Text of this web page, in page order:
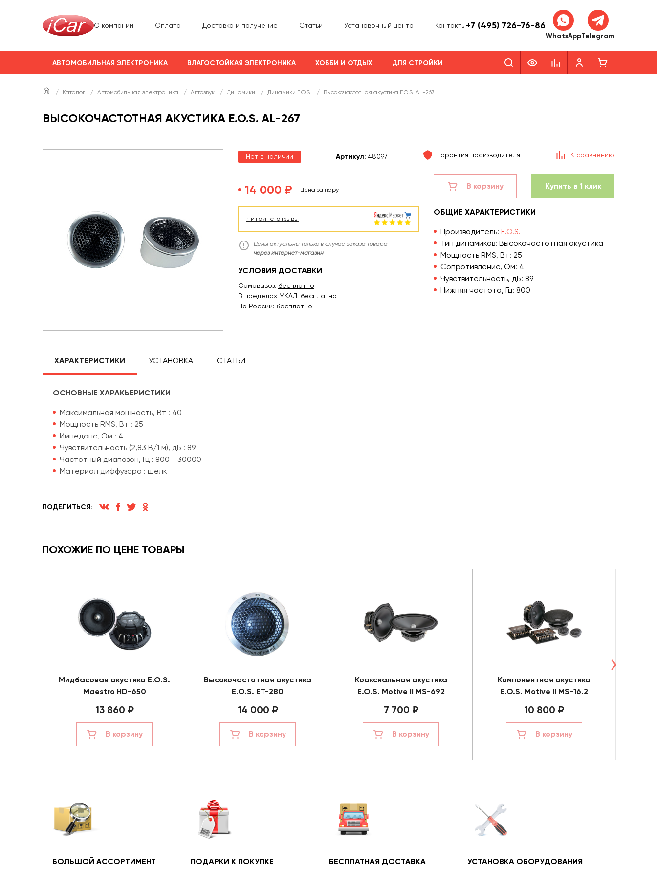
О компании Оплата Доставка и получение Статьи Установочный центр Контакты+7 (495) 726-76-86
WhatsAppTelegram
АВТОМОБИЛЬНАЯ ЭЛЕКТРОНИКА ВЛАГОСТОЙКАЯ ЭЛЕКТРОНИКА ХОББИ И ОТДЫХ ДЛЯ СТРОЙКИ
/ Каталог / Автомобильная электроника / Автозвук / Динамики / Динамики E.O.S. / Высокочастотная акустика E.O.S. AL-267
ВЫСОКОЧАСТОТНАЯ АКУСТИКА E.O.S. AL-267
Нет в наличии Артикул: 48097 Гарантия производителя К сравнению
14 000 ₽ Цена за пару
Читайте отзывы
Цены актуальны только в случае заказа товара
через интернет-магазин
УСЛОВИЯ ДОСТАВКИ
Самовывоз: бесплатно
В пределах МКАД: бесплатно
По России: бесплатно
В корзину Купить в 1 клик
ОБЩИЕ ХАРАКТЕРИСТИКИ
Производитель: E.O.S.
Тип динамиков: Высокочастотная акустика
Мощность RMS, Вт: 25
Сопротивление, Ом: 4
Чувствительность, дБ: 89
Нижняя частота, Гц: 800
ХАРАКТЕРИСТИКИ УСТАНОВКА СТАТЬИ
ОСНОВНЫЕ ХАРАКЬЕРИСТИКИ
Максимальная мощность, Вт : 40
Мощность RMS, Вт : 25
Импеданс, Ом : 4
Чувствительность (2,83 В/1 м), дБ : 89
Частотный диапазон, Гц : 800 - 30000
Материал диффузора : шелк
ПОДЕЛИТЬСЯ:
ПОХОЖИЕ ПО ЦЕНЕ ТОВАРЫ
Мидбасовая акустика E.O.S.
Maestro HD-650
13 860 ₽
В корзину
Высокочастотная акустика
E.O.S. ET-280
14 000 ₽
В корзину
Коаксиальная акустика
E.O.S. Motive II MS-692
7 700 ₽
В корзину
Компонентная акустика
E.O.S. Motive II MS-16.2
10 800 ₽
В корзину
БОЛЬШОЙ АССОРТИМЕНТ ПОДАРКИ К ПОКУПКЕ БЕСПЛАТНАЯ ДОСТАВКА УСТАНОВКА ОБОРУДОВАНИЯ